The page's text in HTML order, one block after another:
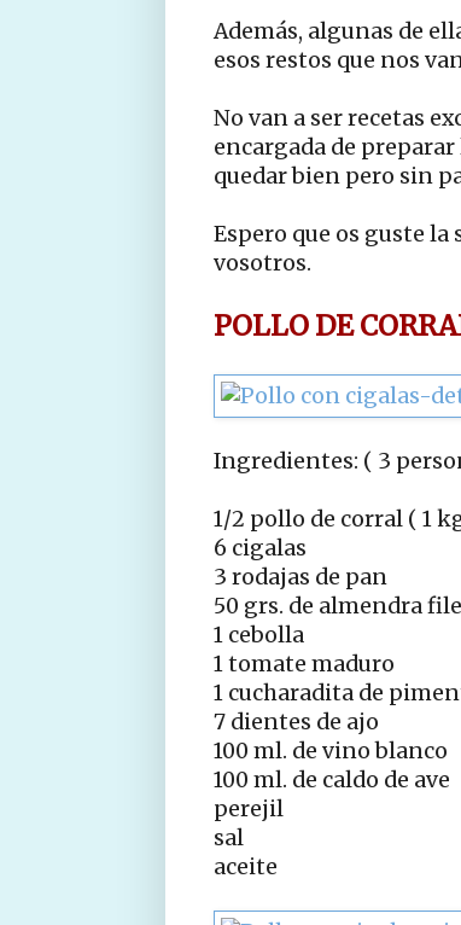
Además, algunas de
esos restos que nos
No van a ser recetas
encargada de preparar
quedar bien pero sin
Espero que os guste
vosotros.
POLLO DE
Ingredientes: ( 3
1/2 pollo de corral ( 1
6 cigalas
3 rodajas de pan
50 grs. de almendra
1 cebolla
1 tomate maduro
1 cucharadita de
7 dientes de ajo
100 ml. de vino blanco
100 ml. de caldo de ave
perejil
sal
aceite